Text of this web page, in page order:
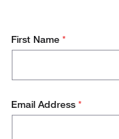
First Name *
Email Address *